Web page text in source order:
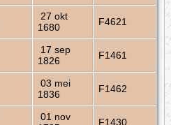
27 okt
1680
F4621
17 sep
1826
F1461
03 mei
1836
F1462
01 nov
F1430